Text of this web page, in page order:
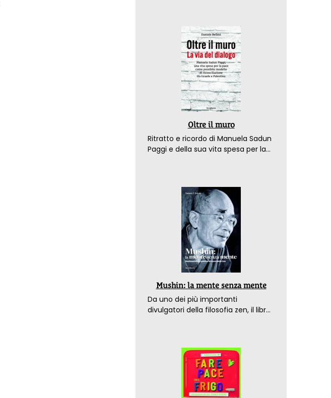
Oltre il muro
Ritratto e ricordo di Manuela Sadun
Paggi e della sua vita spesa per la
Mushin: la mente senza mente
Da uno dei più importanti
divulgatori della filosofia zen, il libro